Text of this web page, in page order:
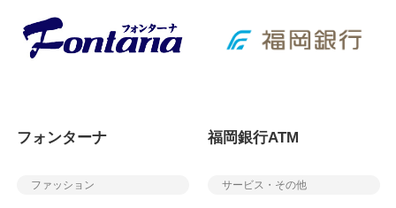
フォンターナ
ファッション
福岡銀行ATM
サービス・その他